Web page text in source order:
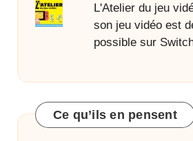
L'Atelier du jeu
son jeu vidéo est
possible sur
Ce qu’ils en pensent